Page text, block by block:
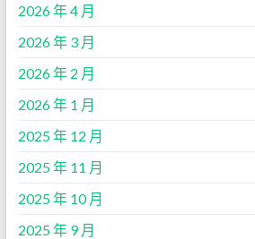
2026 年 4 月
2026 年 3 月
2026 年 2 月
2026 年 1 月
2025 年 12 月
2025 年 11 月
2025 年 10 月
2025 年 9 月